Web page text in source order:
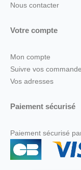
Nous contacter
Votre compte
Mon compte
Suivre vos
Vos adresses
Paiement sécurisé
Paiement sécurisé